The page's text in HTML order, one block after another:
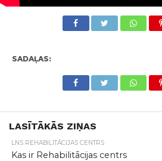
SADAĻAS:
LASĪTĀKĀS ZIŅAS
LNS REHABILITĀCIJAS CENTRS
Kas ir Rehabilitācijas centrs